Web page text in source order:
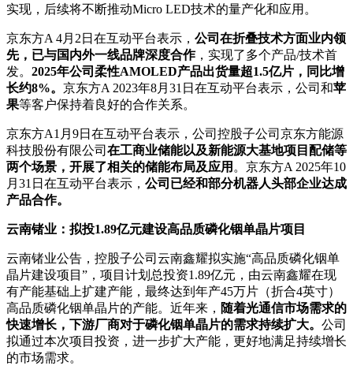
实现，后续将不断推动Micro LED技术的量产化和应用。
京东方A 4月2日在互动平台表示， 公司在折叠技术方面业内领
先，已与国内外一线品牌深度合作，实现了多个产品/技术首
发。 2025年公司柔性AMOLED产品出货量超1.5亿片，同比增
长约8%。 京东方A 2023年8月31日在互动平台表示，公司和苹
果等客户保持着良好的合作关系。
京东方A1月9日在互动平台表示，公司控股子公司京东方能源
科技股份有限公司 在工商业储能以及新能源大基地项目配储等
两个场景，开展了相关的储能布局及应用 。京东方A 2025年10
月31日在互动平台表示， 公司已经和部分机器人头部企业达成
产品合作。
云南锗业：拟投1.89亿元建设高品质磷化铟单晶片项目
云南锗业公告，控股子公司云南鑫耀拟实施“高品质磷化铟单
晶片建设项目”，项目计划总投资1.89亿元，由云南鑫耀在现
有产能基础上扩建产能，最终达到年产45万片（折合4英寸）
高品质磷化铟单晶片的产能。近年来， 随着光通信市场需求的
快速增长，下游厂商对于磷化铟单晶片的需求持续扩大。 公司
拟通过本次项目投资，进一步扩大产能，更好地满足持续增长
的市场需求。